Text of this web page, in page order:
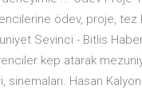
ödev, proje, tez
Sevinci - Bitlis
kep atarak
Hasan